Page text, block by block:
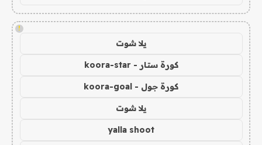
!
يلا شوت
كورة ستار - koora-star
كورة جول - koora-goal
يلا شوت
yalla shoot